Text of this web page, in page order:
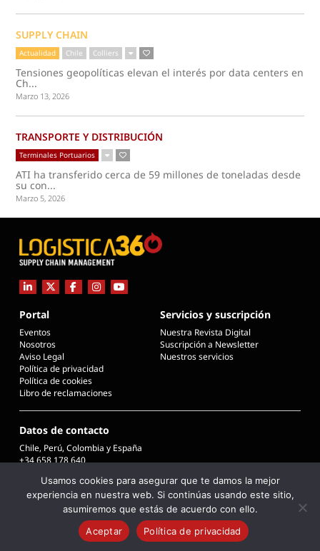
SUPPLY CHAIN
Actualidad Chile Colliers
Tensiones geopolíticas elevan el interés por data centers en
Ch...
Marzo 13, 2026
TRANSPORTE Y DISTRIBUCIÓN
Terminales Portuarios
ATI ha transferido cerca de 59 millones de toneladas desde
su con...
Marzo 5, 2026
Portal
Eventos
Nosotros
Aviso Legal
Política de privacidad
Política de cookies
Libro de reclamaciones
Servicios y suscripción
Nuestra Revista Digital
Suscripción a Newsletter
Nuestros servicios
Datos de contacto
Chile, Perú, Colombia y España
+34 658 178 640
info@logistica360.pe
info@logistica360.co
info@logistica360.es
COPYRIGHT © 2026 L360 - LOGISTICA 360 SUPPLY CHAIN MANAGEMENT
Desarrollado por Desima Estudio
Usamos cookies para asegurar que te damos la mejor
experiencia en nuestra web. Si continúas usando este sitio,
asumiremos que estás de acuerdo con ello.
Aceptar
Política de privacidad